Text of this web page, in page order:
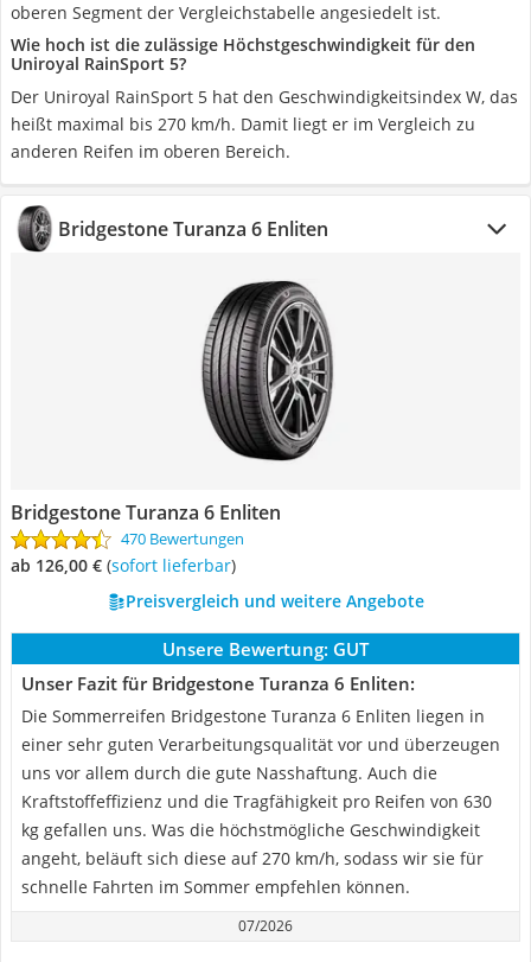
oberen Segment der Vergleichstabelle angesiedelt ist.
Wie hoch ist die zulässige Höchstgeschwindigkeit für den
Uniroyal RainSport 5?
Der Uniroyal RainSport 5 hat den Geschwindigkeitsindex W, das
heißt maximal bis 270 km/h. Damit liegt er im Vergleich zu
anderen Reifen im oberen Bereich.
Bridgestone Turanza 6 Enliten
Bridgestone Turanza 6 Enliten
470 Bewertungen
ab 126,00 € ( Sofort lieferbar)
Preisvergleich und weitere Angebote
Unsere Bewertung: GUT
Unser Fazit für Bridgestone Turanza 6 Enliten:
Die Sommerreifen Bridgestone Turanza 6 Enliten liegen in
einer sehr guten Verarbeitungsqualität vor und überzeugen
uns vor allem durch die gute Nasshaftung. Auch die
Kraftstoffeffizienz und die Tragfähigkeit pro Reifen von 630
kg gefallen uns. Was die höchstmögliche Geschwindigkeit
angeht, beläuft sich diese auf 270 km/h, sodass wir sie für
schnelle Fahrten im Sommer empfehlen können.
07/2026